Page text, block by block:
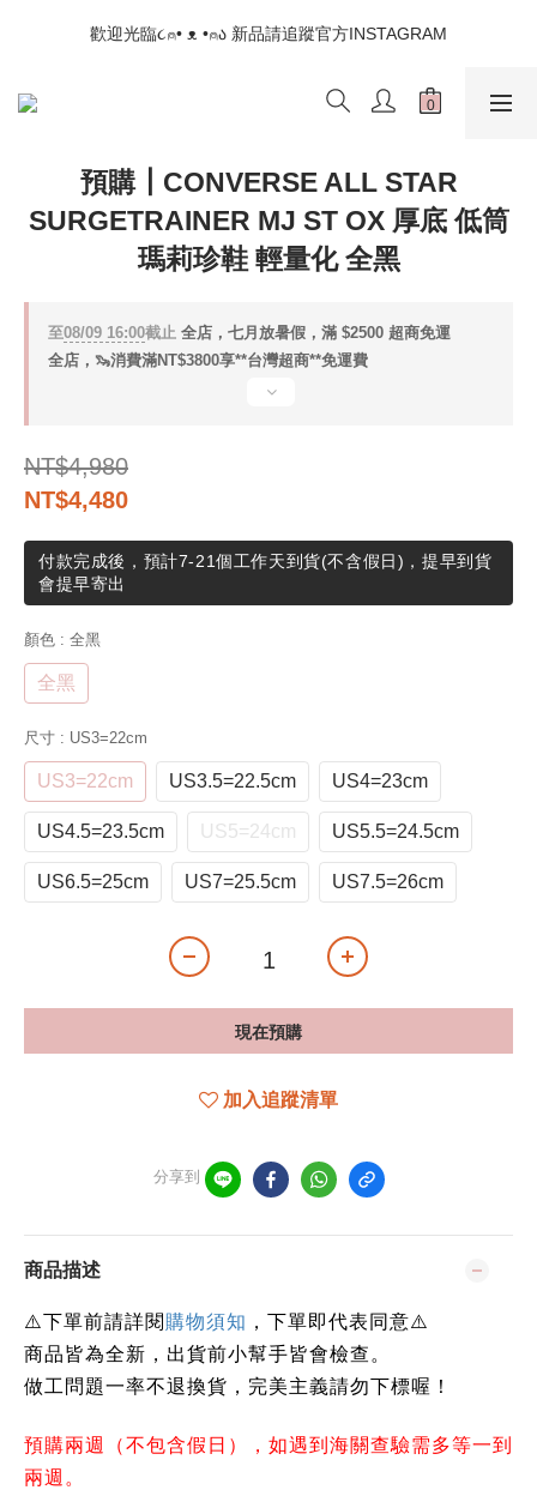
📣如果遇到結帳沒有反應，請另開瀏覽器 (不要直接從ig連結網站
下單)
歡迎光臨૮⍝• ᴥ •⍝ა 新品請追蹤官方INSTAGRAM
📣如果遇到結帳沒有反應，請另開瀏覽器 (不要直接從ig連結網站
預購┃CONVERSE ALL STAR
SURGETRAINER MJ ST OX 厚底 低筒
瑪莉珍鞋 輕量化 全黑
至08/09 16:00截止 全店，七月放暑假，滿 $2500 超商免運
全店，🦦消費滿NT$3800享**台灣超商**免運費
NT$4,980
NT$4,480
付款完成後，預計7-21個工作天到貨(不含假日)，提早到貨
會提早寄出
顏色 : 全黑
全黑
尺寸 : US3=22cm
US3=22cm US3.5=22.5cm US4=23cm
US4.5=23.5cm US5=24cm US5.5=24.5cm
US6.5=25cm US7=25.5cm US7.5=26cm
現在預購
加入追蹤清單
分享到
商品描述
⚠️下單前請詳閱購物須知 ，下單即代表同意⚠️
商品皆為全新，出貨前小幫手皆會檢查。
做工問題一率不退換貨，完美主義請勿下標喔！
預購兩週（不包含假日），如遇到海關查驗需多等一到
兩週。